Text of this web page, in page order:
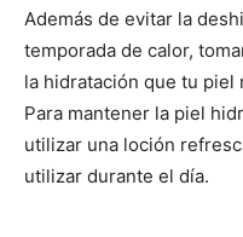
Además de evitar la
temporada de calor,
la hidratación que tu piel
Para mantener la piel
utilizar una loción
utilizar durante el día.